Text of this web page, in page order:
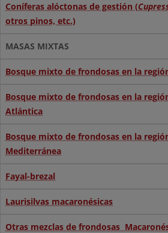
Coníferas alóctonas de gestión (
otros pinos, etc.)
MASAS MIXTAS
Bosque mixto de frondosas en la
Bosque mixto de frondosas en la
Atlántica
Bosque mixto de frondosas en la
Mediterránea
Fayal-brezal
Laurisilvas macaronésicas
Otras mezclas de frondosas